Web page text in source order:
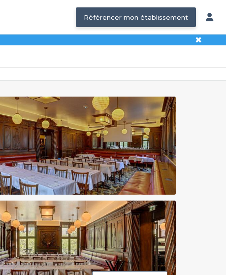
Référencer mon établissement
✖